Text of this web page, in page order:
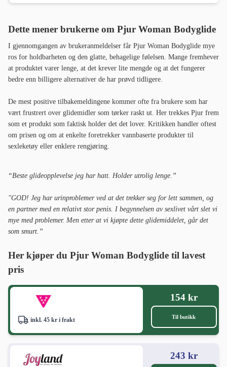
Dette mener brukerne om Pjur Woman Bodyglide
I gjennomgangen av brukeranmeldelser får Pjur Woman Bodyglide mye
ros for holdbarheten og den glatte, behagelige følelsen. Mange fremhever
at produktet varer lenge, at det krever lite mengde og at det fungerer
bedre enn billigere alternativer de har prøvd tidligere.
De mest positive tilbakemeldingene kommer ofte fra brukere som har
vært frustrert over glidemidler som tørker raskt ut. Her trekkes Pjur frem
som et produkt som faktisk holder det det lover. Kritikken handler oftest
om prisen og om at enkelte foretrekker vannbaserte produkter til
sexleketøy eller enklere rengjøring.
“Beste glideopplevelse jeg har hatt. Holder utrolig lenge.”
"GOD! Jeg har urinproblemer ved at det trekker seg for lett sammen, og
en partner med en relativt stor penis. I begynnelsen av sexlivet vårt slet vi
mye med problemer. Men etter at vi kjøpte dette glidemiddelet, går det
som smurt.”
Her kjøper du Pjur Woman Bodyglide til lavest
pris
inkl. 45 kr i frakt
154 kr
Til butikk
243 kr